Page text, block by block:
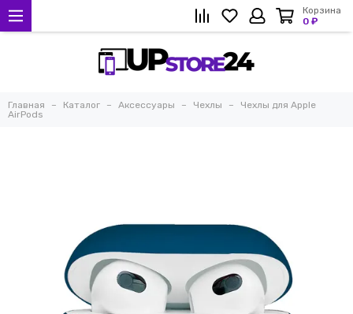
Корзина
0 ₽
Главная Каталог Аксессуары Чехлы
Чехлы для Apple
AirPods